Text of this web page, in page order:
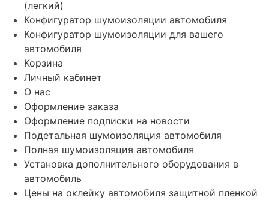
(легкий)
Конфигуратор шумоизоляции автомобиля
Конфигуратор шумоизоляции для вашего
автомобиля
Корзина
Личный кабинет
О нас
Оформление заказа
Оформление подписки на новости
Подетальная шумоизоляция автомобиля
Полная шумоизоляция автомобиля
Установка дополнительного оборудования в
автомобиль
Цены на оклейку автомобиля защитной пленкой